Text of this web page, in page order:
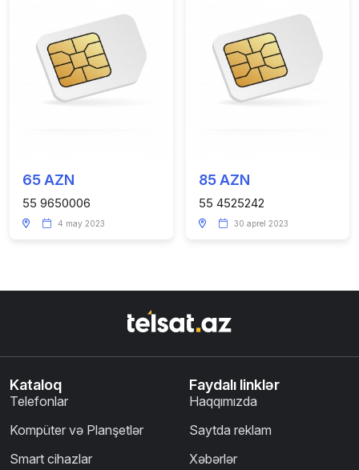
65 AZN
55 9650006
4 may 2023
85 AZN
55 4525242
30 aprel 2023
Kataloq
Telefonlar
Kompüter və Planşetlər
Smart cihazlar
Faydalı linklər
Haqqımızda
Saytda reklam
Xəbərlər